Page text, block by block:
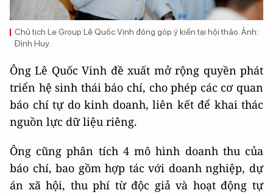
Chủ tịch Le Group Lê Quốc Vinh đóng góp ý kiến tại hội thảo. Ảnh:
Đình Huy.
Ông Lê Quốc Vinh đề xuất mở rộng quyền phát
triển hệ sinh thái báo chí, cho phép các cơ quan
báo chí tự do kinh doanh, liên kết để khai thác
nguồn lực dữ liệu riêng.
Ông cũng phân tích 4 mô hình doanh thu của
báo chí, bao gồm hợp tác với doanh nghiệp, dự
án xã hội, thu phí từ độc giả và hoạt động tự